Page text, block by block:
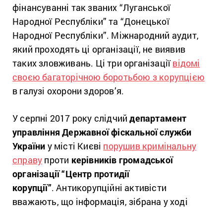
фінансуванні так званих “Луганської
Народної Республіки” та “Донецької
Народної Республіки”. Міжнародний аудит,
який проходять ці організації, не виявив
таких зловживань. Ці три організаціївідомі
своєю багаторічною боротьбою з корупцією
в галузі охорони здоров’я.
У серпні 2017 року слідчийдепартамент
управління Державної фіскальної служби
України у місті Києві порушив кримінальну
справу проти керівників громадської
організації “Центр протидії
корупції”. Антикорупційні активісти
вважають, що інформація, зібрана у ході